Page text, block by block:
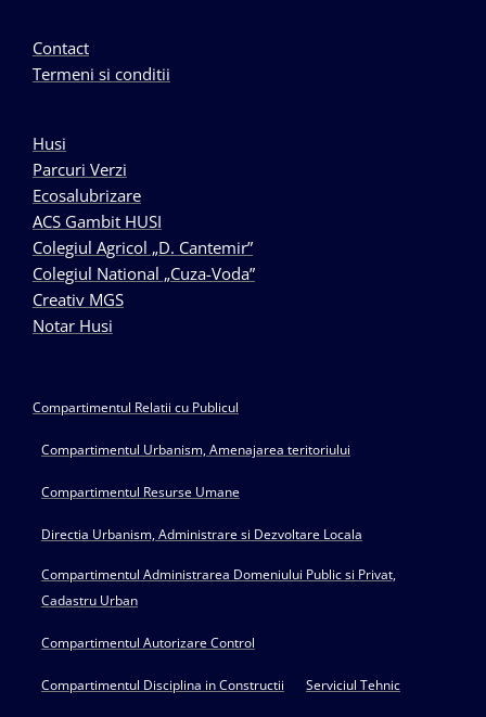
Contact
Termeni si conditii
Husi
Parcuri Verzi
Ecosalubrizare
ACS Gambit HUSI
Colegiul Agricol „D. Cantemir”
Colegiul National „Cuza-Voda”
Creativ MGS
Notar Husi
Compartimentul Relatii cu Publicul
Compartimentul Urbanism, Amenajarea teritoriului
Compartimentul Resurse Umane
Directia Urbanism, Administrare si Dezvoltare Locala
Compartimentul Administrarea Domeniului Public si Privat,
Cadastru Urban
Compartimentul Autorizare Control
Compartimentul Disciplina in Constructii Serviciul Tehnic